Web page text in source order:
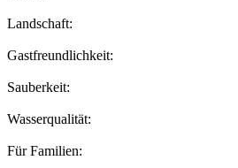
Landschaft:
Gastfreundlichkeit:
Sauberkeit:
Wasserqualität:
Für Familien: